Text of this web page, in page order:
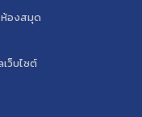
องสมุด
ว็บไซต์